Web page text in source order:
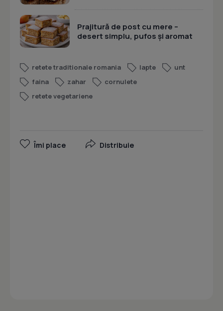
Prajitură de post cu mere –
desert simplu, pufos și aromat
retete traditionale romania lapte
unt
faina
zahar
cornulete
retete vegetariene
Îmi place Distribuie